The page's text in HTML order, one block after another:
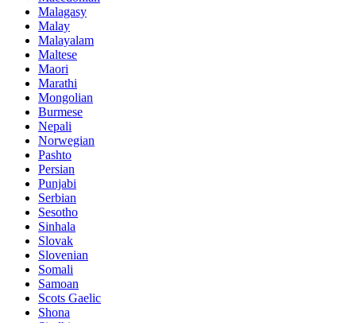
Malagasy
Malay
Malayalam
Maltese
Maori
Marathi
Mongolian
Burmese
Nepali
Norwegian
Pashto
Persian
Punjabi
Serbian
Sesotho
Sinhala
Slovak
Slovenian
Somali
Samoan
Scots Gaelic
Shona